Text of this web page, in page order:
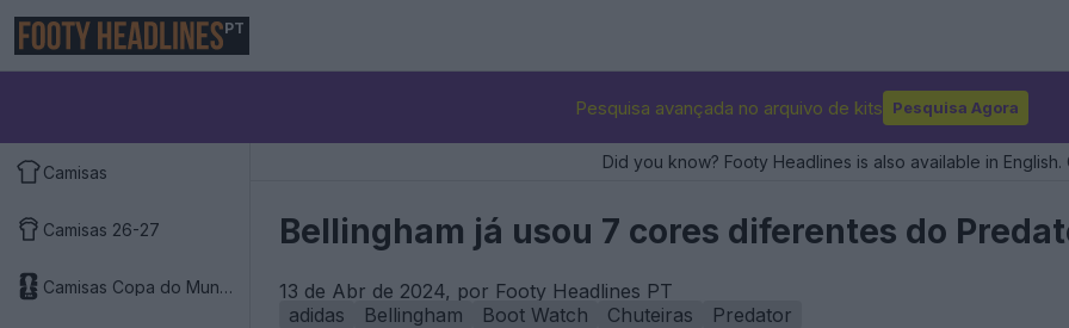
PT
Pesquisa avançada no arquivo de kits Pesquisa Agora
Camisas
Camisas 26-27
Camisas Copa do Mundo 2026
Did you know? Footy Headlines is also available in
Bellingham já usou 7 cores diferentes do
13 de Abr de 2024, por Footy Headlines PT
adidas
Bellingham Boot Watch Chuteiras
Predator